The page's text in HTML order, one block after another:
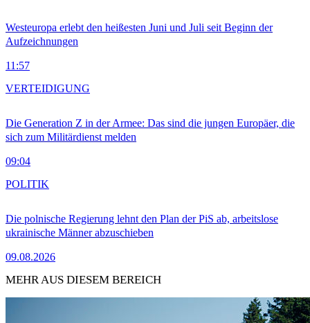
Westeuropa erlebt den heißesten Juni und Juli seit Beginn der
Aufzeichnungen
11:57
Die Generation Z in der Armee: Das sind die jungen Europäer, die
sich zum Militärdienst melden
09:04
VERTEIDIGUNG
Die polnische Regierung lehnt den Plan der PiS ab, arbeitslose
ukrainische Männer abzuschieben
09.08.2026
POLITIK
MEHR AUS DIESEM BEREICH